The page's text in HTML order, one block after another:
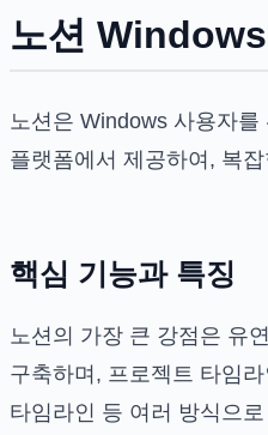
노션
노션은 Windows 사용자
플랫폼에서 제공하여, 복
핵심 기능과 특징
노션의 가장 큰 강점은 유
구축하며, 프로젝트 타임
타임라인 등 여러 방식으